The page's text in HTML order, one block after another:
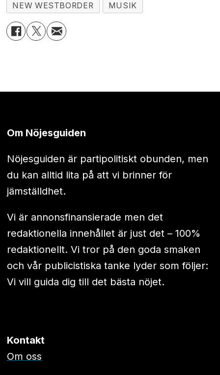
NEW WESTBORDER
MUSIK
Om Nöjesguiden
Nöjesguiden är partipolitiskt obunden, men
du kan alltid lita på att vi brinner för
jämställdhet.
Vi är annonsfinansierade men det
redaktionella innehållet är just det – 100%
redaktionellt. Vi tror på den goda smaken
och vår publicistiska tanke lyder som följer:
Vi vill guida dig till det bästa nöjet.
Kontakt
Om oss